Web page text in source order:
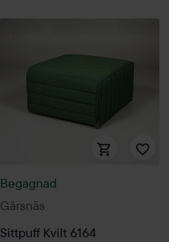
Gärsnäs
Begagnad
Sittpuff Kvilt 6164